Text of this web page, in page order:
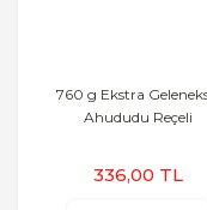
760 g Ekstra
Ahududu Reçeli
336,00 TL